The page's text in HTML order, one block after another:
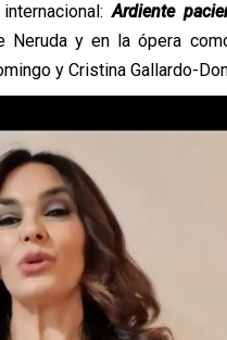
Ardiente
Neruda y en la ópera
y Cristina Gallardo-